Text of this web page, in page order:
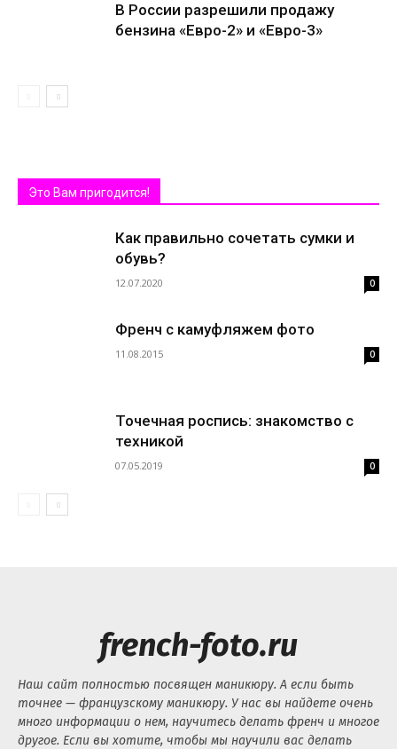
В России разрешили продажу
бензина «Евро-2» и «Евро-3»
Это Вам пригодится!
Как правильно сочетать сумки и
обувь?
12.07.2020 0
Френч с камуфляжем фото
11.08.2015 0
Точечная роспись: знакомство с
техникой
07.05.2019 0
french-foto.ru
Наш сайт полностью посвящен маникюру. А если быть
точнее — французскому маникюру. У нас вы найдете очень
много информации о нем, научитесь делать френч и многое
другое. Если вы хотите, чтобы мы научили вас делать